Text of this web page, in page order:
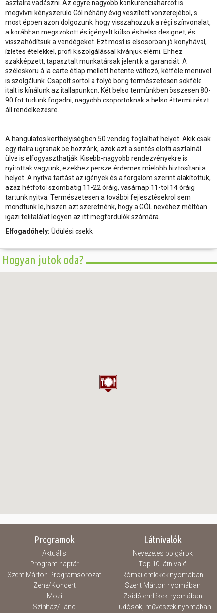
asztalra vadászni. Az egyre nagyobb konkurenciaharcot is
megvívni kényszerülo Gól néhány évig veszített vonzerejébol, s
most éppen azon dolgozunk, hogy visszahozzuk a régi színvonalat,
a korábban megszokott és igényelt külso és belso designet, és
visszahódítsuk a vendégeket. Ezt most is elsosorban jó konyhával,
ízletes ételekkel, profi kiszolgálással kívánjuk elérni. Ehhez
szakképzett, tapasztalt munkatársak jelentik a garanciát. A
szélesköru á la carte étlap mellett hetente változó, kétféle menüvel
is szolgálunk. Csapolt sörtol a folyó borig természetesen sokféle
italt is kínálunk az itallapunkon. Két belso termünkben összesen 80-
90 fot tudunk fogadni, nagyobb csoportoknak a belso éttermi részt
áll rendelkezésre.
A hangulatos kerthelyiségben 50 vendég foglalhat helyet. Akik csak
egy italra ugranak be hozzánk, azok azt a söntés elotti asztalnál
ülve is elfogyaszthatják. Kisebb-nagyobb rendezvényekre is
nyitottak vagyunk, ezekhez persze érdemes mielobb biztosítani a
helyet. A nyitva tartást az igények és a forgalom szerint alakítottuk,
azaz hétfotol szombatig 11-22 óráig, vasárnap 11-tol 14 óráig
tartunk nyitva. Természetesen a további fejlesztésekrol sem
mondtunk le, hiszen azt szeretnénk, hogy a GÓL nevéhez méltóan
igazi telitalálat legyen az itt megfordulók számára.
Elfogadóhely: Üdülési csekk
Hogyan jutok oda?
Programok
Aktuális
Program naptár
Szent Márton Programsorozat
Zene/Koncert
Mozi
Színház/Tánc
Látnivalók
Nevezetes polgárok
Top 10 látnivaló
Római emlékek nyomában
Szent Márton nyomában
Zsidó emlékek nyomában
Tudósok, művészek nyomában